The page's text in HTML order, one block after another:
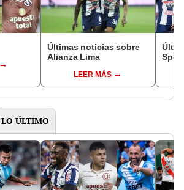
Últimas noticias sobre
Alianza Lima
LEER MÁS
LO ÚLTIMO